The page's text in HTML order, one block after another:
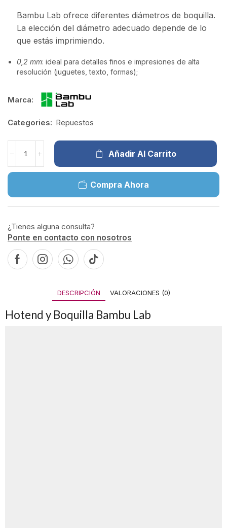
Bambu Lab ofrece diferentes diámetros de boquilla.
La elección del diámetro adecuado depende de lo
que estás imprimiendo.
0,2 mm: ideal para detalles finos e impresiones de alta
resolución (juguetes, texto, formas);
Marca:
Categories: Repuestos
Añadir Al Carrito
Compra Ahora
¿Tienes alguna consulta?
Ponte en contacto con nosotros
DESCRIPCIÓN VALORACIONES (0)
Hotend y Boquilla Bambu Lab